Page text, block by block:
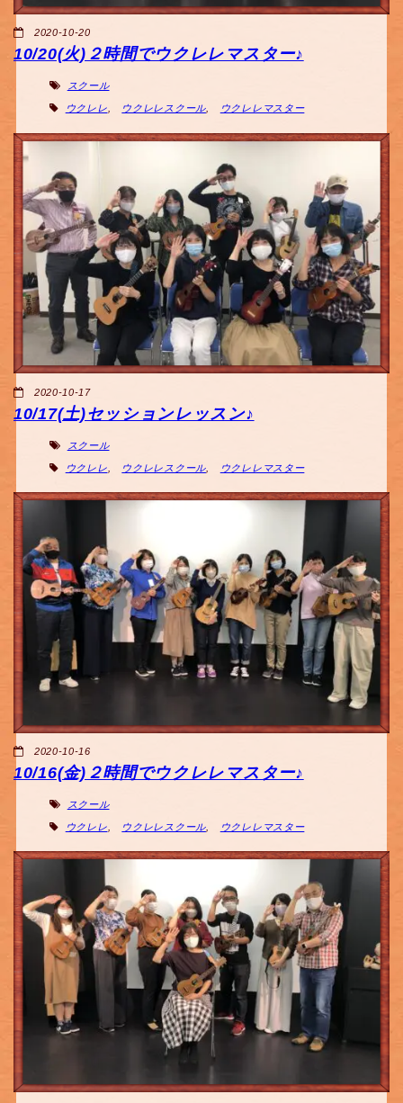
2020-10-20
10/20(火)２時間でウクレレマスター♪
スクール
ウクレレ ウクレレスクール, ウクレレマスター
2020-10-17
10/17(土)セッションレッスン♪
スクール
ウクレレ ウクレレスクール, ウクレレマスター
2020-10-16
10/16(金)２時間でウクレレマスター♪
スクール
ウクレレ ウクレレスクール, ウクレレマスター